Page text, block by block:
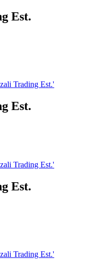
Est.
Trading Est.'
Est.
Trading Est.'
Est.
Trading Est.'